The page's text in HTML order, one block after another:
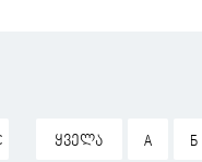
ᲧᲕᲔᲚᲐ А Б